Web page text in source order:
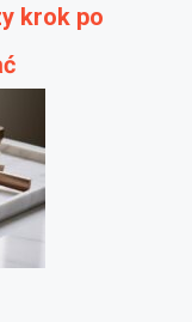
krok po